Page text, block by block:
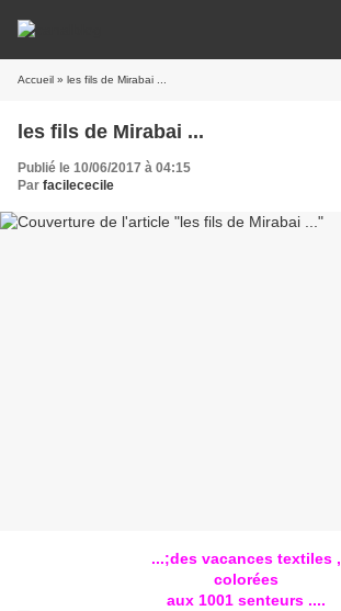
Accueil » les fils de Mirabai ...
les fils de Mirabai ...
Publié le 10/06/2017 à 04:15
Par facilececile
...;des vacances textiles ,
colorées
aux 1001 senteurs ....